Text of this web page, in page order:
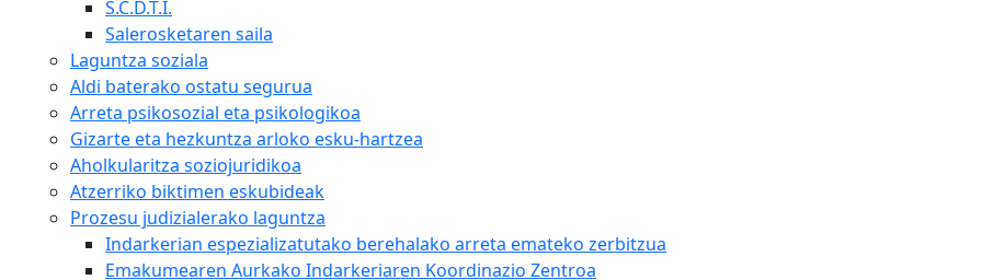
S.C.D.T.I.
Salerosketaren saila
Laguntza soziala
Aldi baterako ostatu segurua
Arreta psikosozial eta psikologikoa
Gizarte eta hezkuntza arloko esku-hartzea
Aholkularitza soziojuridikoa
Atzerriko biktimen eskubideak
Prozesu judizialerako laguntza
Indarkerian espezializatutako berehalako arreta emateko zerbitzua
Emakumearen Aurkako Indarkeriaren Koordinazio Zentroa